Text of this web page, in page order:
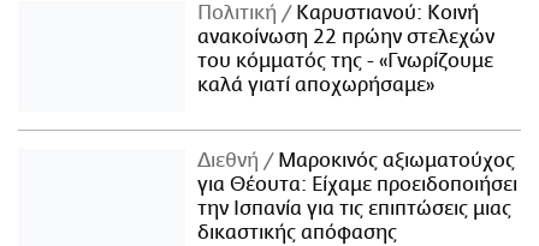
Πολιτική
Καρυστιανού: Κοινή
ανακοίνωση 22 πρώην στελεχών
του κόμματός της - «Γνωρίζουμε
καλά γιατί αποχωρήσαμε»
Διεθνή
Μαροκινός αξιωματούχος
για Θέουτα: Είχαμε προειδοποιήσει
την Ισπανία για τις επιπτώσεις μιας
δικαστικής απόφασης